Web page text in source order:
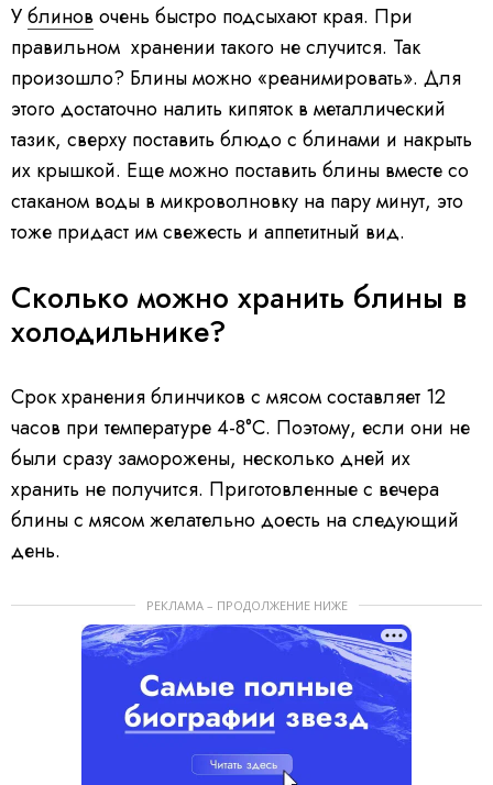
Ублинов очень быстро подсыхают края. При
правильном хранении такого не случится. Так
произошло? Блины можно «реанимировать». Для
этого достаточно налить кипяток в металлический
тазик, сверху поставить блюдо с блинами и накрыть
их крышкой. Еще можно поставить блины вместе со
стаканом воды в микроволновку на пару минут, это
тоже придаст им свежесть и аппетитный вид.
Сколько можно хранить блины в
холодильнике?
Срок хранения блинчиков с мясом составляет 12
часов при температуре 4-8°С. Поэтому, если они не
были сразу заморожены, несколько дней их
хранить не получится. Приготовленные с вечера
блины с мясом желательно доесть на следующий
день.
РЕКЛАМА – ПРОДОЛЖЕНИЕ НИЖЕ